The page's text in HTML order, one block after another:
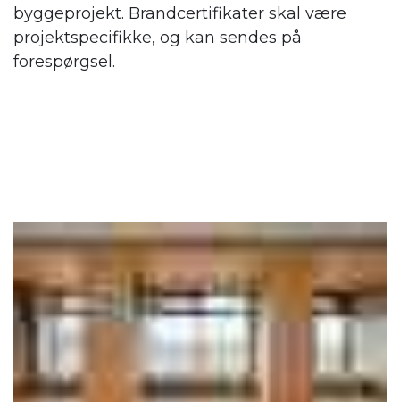
byggeprojekt. Brandcertifikater skal være
projektspecifikke, og kan sendes på
forespørgsel.